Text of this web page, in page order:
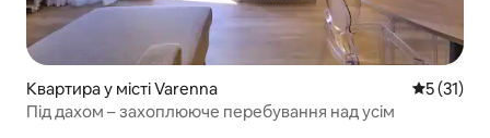
Квартира у місті Varenna Середня
5 (31)
Під дахом – захоплююче перебування над усім